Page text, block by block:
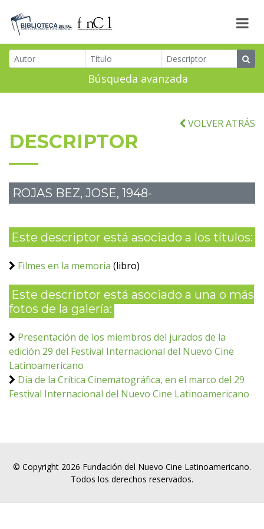
Búsqueda avanzada
VOLVER ATRÁS
DESCRIPTOR
ROJAS BEZ, JOSE, 1948-
Este descriptor está asociado a los títulos:
Filmes en la memoria (libro)
Este descriptor está asociado a una o más
fotos de la galería:
Presentación de los miembros del jurados de la
edición 29 del Festival Internacional del Nuevo Cine
Latinoamericano
Día de la Crítica Cinematográfica, en el marco del 29
Festival Internacional del Nuevo Cine Latinoamericano
© Copyright 2026 Fundación del Nuevo Cine Latinoamericano.
Todos los derechos reservados.